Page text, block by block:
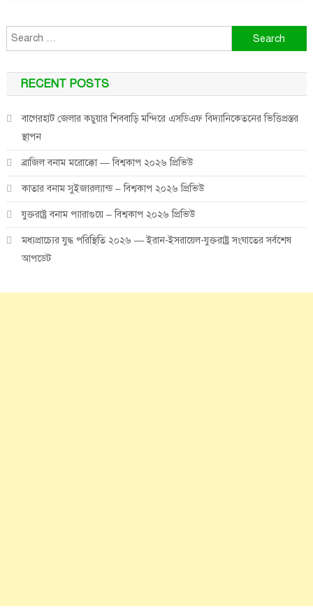
Search
for:
RECENT POSTS
বাগেরহাট জেলার কচুয়ার শিববাড়ি মন্দিরে এসডিএফ বিদ্যানিকেতনের ভিত্তিপ্রস্তর
স্থাপন
ব্রাজিল বনাম মরোক্কো — বিশ্বকাপ ২০২৬ প্রিভিউ
কাতার বনাম সুইজারল্যান্ড – বিশ্বকাপ ২০২৬ প্রিভিউ
যুক্তরাষ্ট্র বনাম প্যারাগুয়ে – বিশ্বকাপ ২০২৬ প্রিভিউ
মধ্যপ্রাচ্যের যুদ্ধ পরিস্থিতি ২০২৬ — ইরান-ইসরায়েল-যুক্তরাষ্ট্র সংঘাতের সর্বশেষ
আপডেট